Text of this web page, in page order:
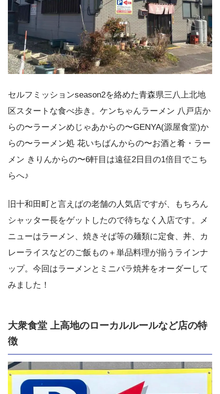
セルフミッションseason2を絡めた青森県三八上北地
区スタートな食べ歩き。ケンちゃんラーメン 八戸店か
らの〜ラーメンめじゃあからの〜GENYA(源屋食堂)か
らの〜ラーメン処 花いちばんからの〜お酒と肴・ラー
メン きりんからの〜6軒目は遠征2日目の1倍目でこち
らへ♪
旧十和田町と言えばの老舗の人気店ですが、もちろん
シャッター長をゲットしたので待ちなく入店です。メ
ニューはラーメン、焼きそば等の麺類に定食、丼、カ
レーライスなどのご飯もの＋単品料理が揃うラインナ
ップ。今回はラーメンとミニバラ焼丼をオーダーして
みました！
大衆食堂 上高地のローカルルールなど店の特
徴